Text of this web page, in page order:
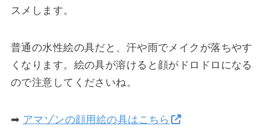
スメします。
普通の水性絵の具だと、汗や雨でメイクが落ちやす
くなります。絵の具が溶けると顔がドロドロになる
ので注意してくださいね。
➡ アマゾンの顔用絵の具はこちら